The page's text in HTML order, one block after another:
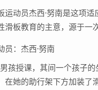
动员杰西·努南是这项适
板教育的主意，源于一
：杰西·努南
授课，其间一个孩子的
在她的助行架下方加装了